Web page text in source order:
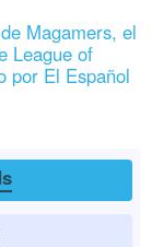
Magamers, el
League of
por El Español